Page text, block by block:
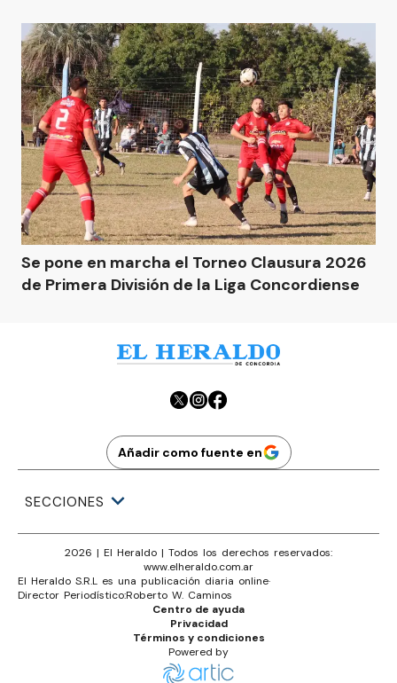
Se pone en marcha el Torneo Clausura 2026
de Primera División de la Liga Concordiense
Añadir como fuente en
SECCIONES
2026 | El Heraldo | Todos los derechos reservados:
www.elheraldo.com.ar
El Heraldo S.R.L es una publicación diaria online·
Director Periodístico:Roberto W. Caminos
Términos y condiciones
Privacidad
Centro de ayuda
Powered by